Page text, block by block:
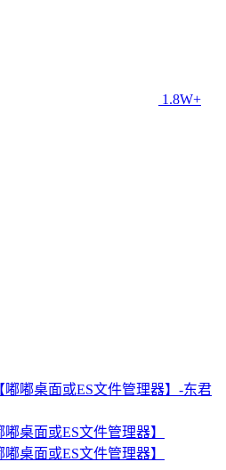
1.8W+
桌面或ES文件管理器】
桌面或ES文件管理器】